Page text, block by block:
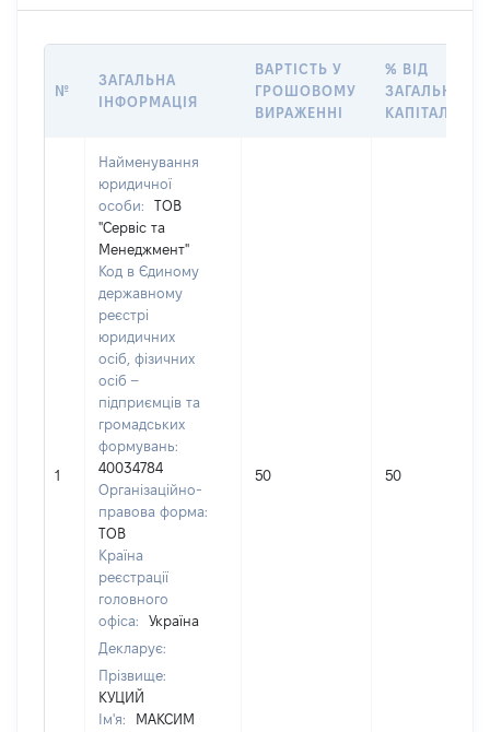
№
ЗАГАЛЬНА
ІНФОРМАЦІЯ
ВАРТІСТЬ У
ГРОШОВОМУ
ВИРАЖЕННІ
% ВІД
ЗАГАЛЬНОГО
КАПІТАЛУ
1
Найменування
юридичної
особи:
ТОВ
"Сервіс та
Менеджмент"
Код в Єдиному
державному
реєстрі
юридичних
осіб, фізичних
осіб –
підприємців та
громадських
формувань:
40034784
Організаційно-
правова форма:
ТОВ
Країна
реєстрації
головного
офіса:
Україна
Декларує:
Прізвище:
КУЦИЙ
Ім'я:
МАКСИМ
50 50